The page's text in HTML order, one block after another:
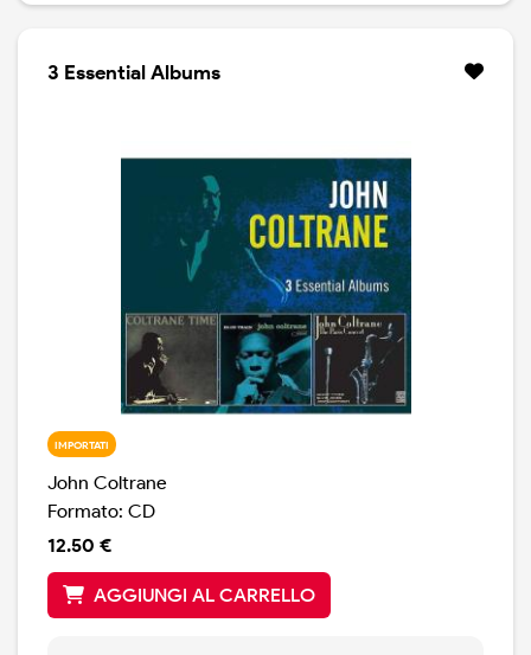
Music Group, a division of UMG Recordings, Inc.
3 Essential Albums
IMPORTATI
John Coltrane
Formato: CD
12.50 €
AGGIUNGI AL CARRELLO